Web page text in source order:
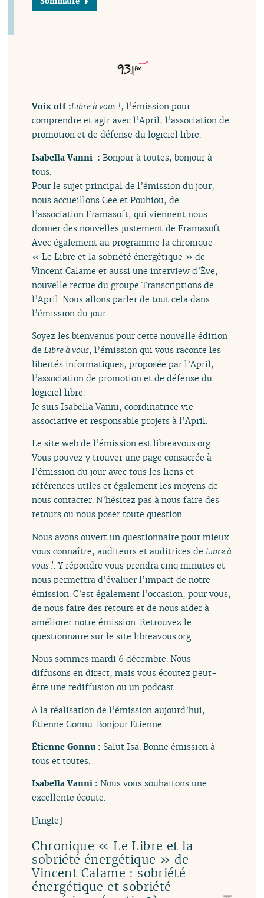
Voix off :Libre à vous !, l’émission pour
comprendre et agir avec l’April, l’association de
promotion et de défense du logiciel libre.
Isabella Vanni :Bonjour à toutes, bonjour à
tous.
Pour le sujet principal de l’émission du jour,
nous accueillons Gee et Pouhiou, de
l’association Framasoft, qui viennent nous
donner des nouvelles justement de Framasoft.
Avec également au programme la chronique
« Le Libre et la sobriété énergétique » de
Vincent Calame et aussi une interview d’Ève,
nouvelle recrue du groupe Transcriptions de
l’April. Nous allons parler de tout cela dans
l’émission du jour.
Soyez les bienvenus pour cette nouvelle édition
deLibre à vous, l’émission qui vous raconte les
libertés informatiques, proposée par l’April,
l’association de promotion et de défense du
logiciel libre.
Je suis Isabella Vanni, coordinatrice vie
associative et responsable projets à l’April.
Le site web de l’émission est libreavous.org.
Vous pouvez y trouver une page consacrée à
l’émission du jour avec tous les liens et
références utiles et également les moyens de
nous contacter. N’hésitez pas à nous faire des
retours ou nous poser toute question.
Nous avons ouvert un questionnaire pour mieux
vous connaître, auditeurs et auditrices de Libre à
vous ! . Y répondre vous prendra cinq minutes et
nous permettra d’évaluer l’impact de notre
émission. C’est également l’occasion, pour vous,
de nous faire des retours et de nous aider à
améliorer notre émission. Retrouvez le
questionnaire sur le site libreavous.org.
Nous sommes mardi 6 décembre. Nous
diffusons en direct, mais vous écoutez peut-
être une rediffusion ou un podcast.
À la réalisation de l’émission aujourd’hui,
Étienne Gonnu. Bonjour Étienne.
Étienne Gonnu : Salut Isa. Bonne émission à
tous et toutes.
Isabella Vanni :Nous vous souhaitons une
excellente écoute.
[Jingle]
Chronique « Le Libre et la
sobriété énergétique » de
Vincent Calame : sobriété
énergétique et sobriété